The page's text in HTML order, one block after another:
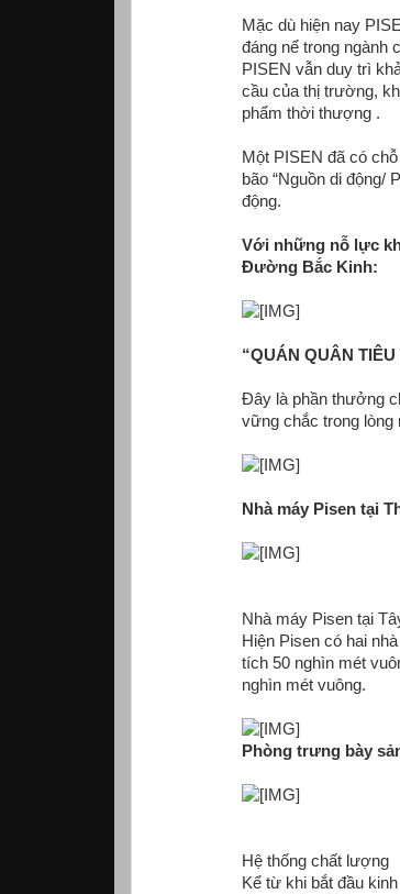
Mặc dù hiện nay
đáng nể trong ngành
PISEN vẫn duy trì
cầu của thị trường,
phẩm thời thượng .
Một PISEN đã có
bão “Nguồn di động/
động.
Với những nỗ lực
Đường Bắc Kinh:
“QUÁN QUÂN
Đây là phần thưởng
vững chắc trong lòng
Nhà máy Pisen tại
Nhà máy Pisen tại
Hiện Pisen có hai
tích 50 nghìn mét
nghìn mét vuông.
Phòng trưng bày
Hệ thống chất lượng
Kể từ khi bắt đầu